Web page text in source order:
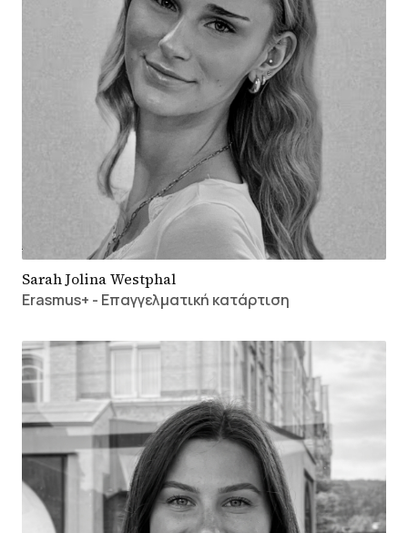
Sarah Jolina Westphal
Erasmus+ - Επαγγελματική κατάρτιση